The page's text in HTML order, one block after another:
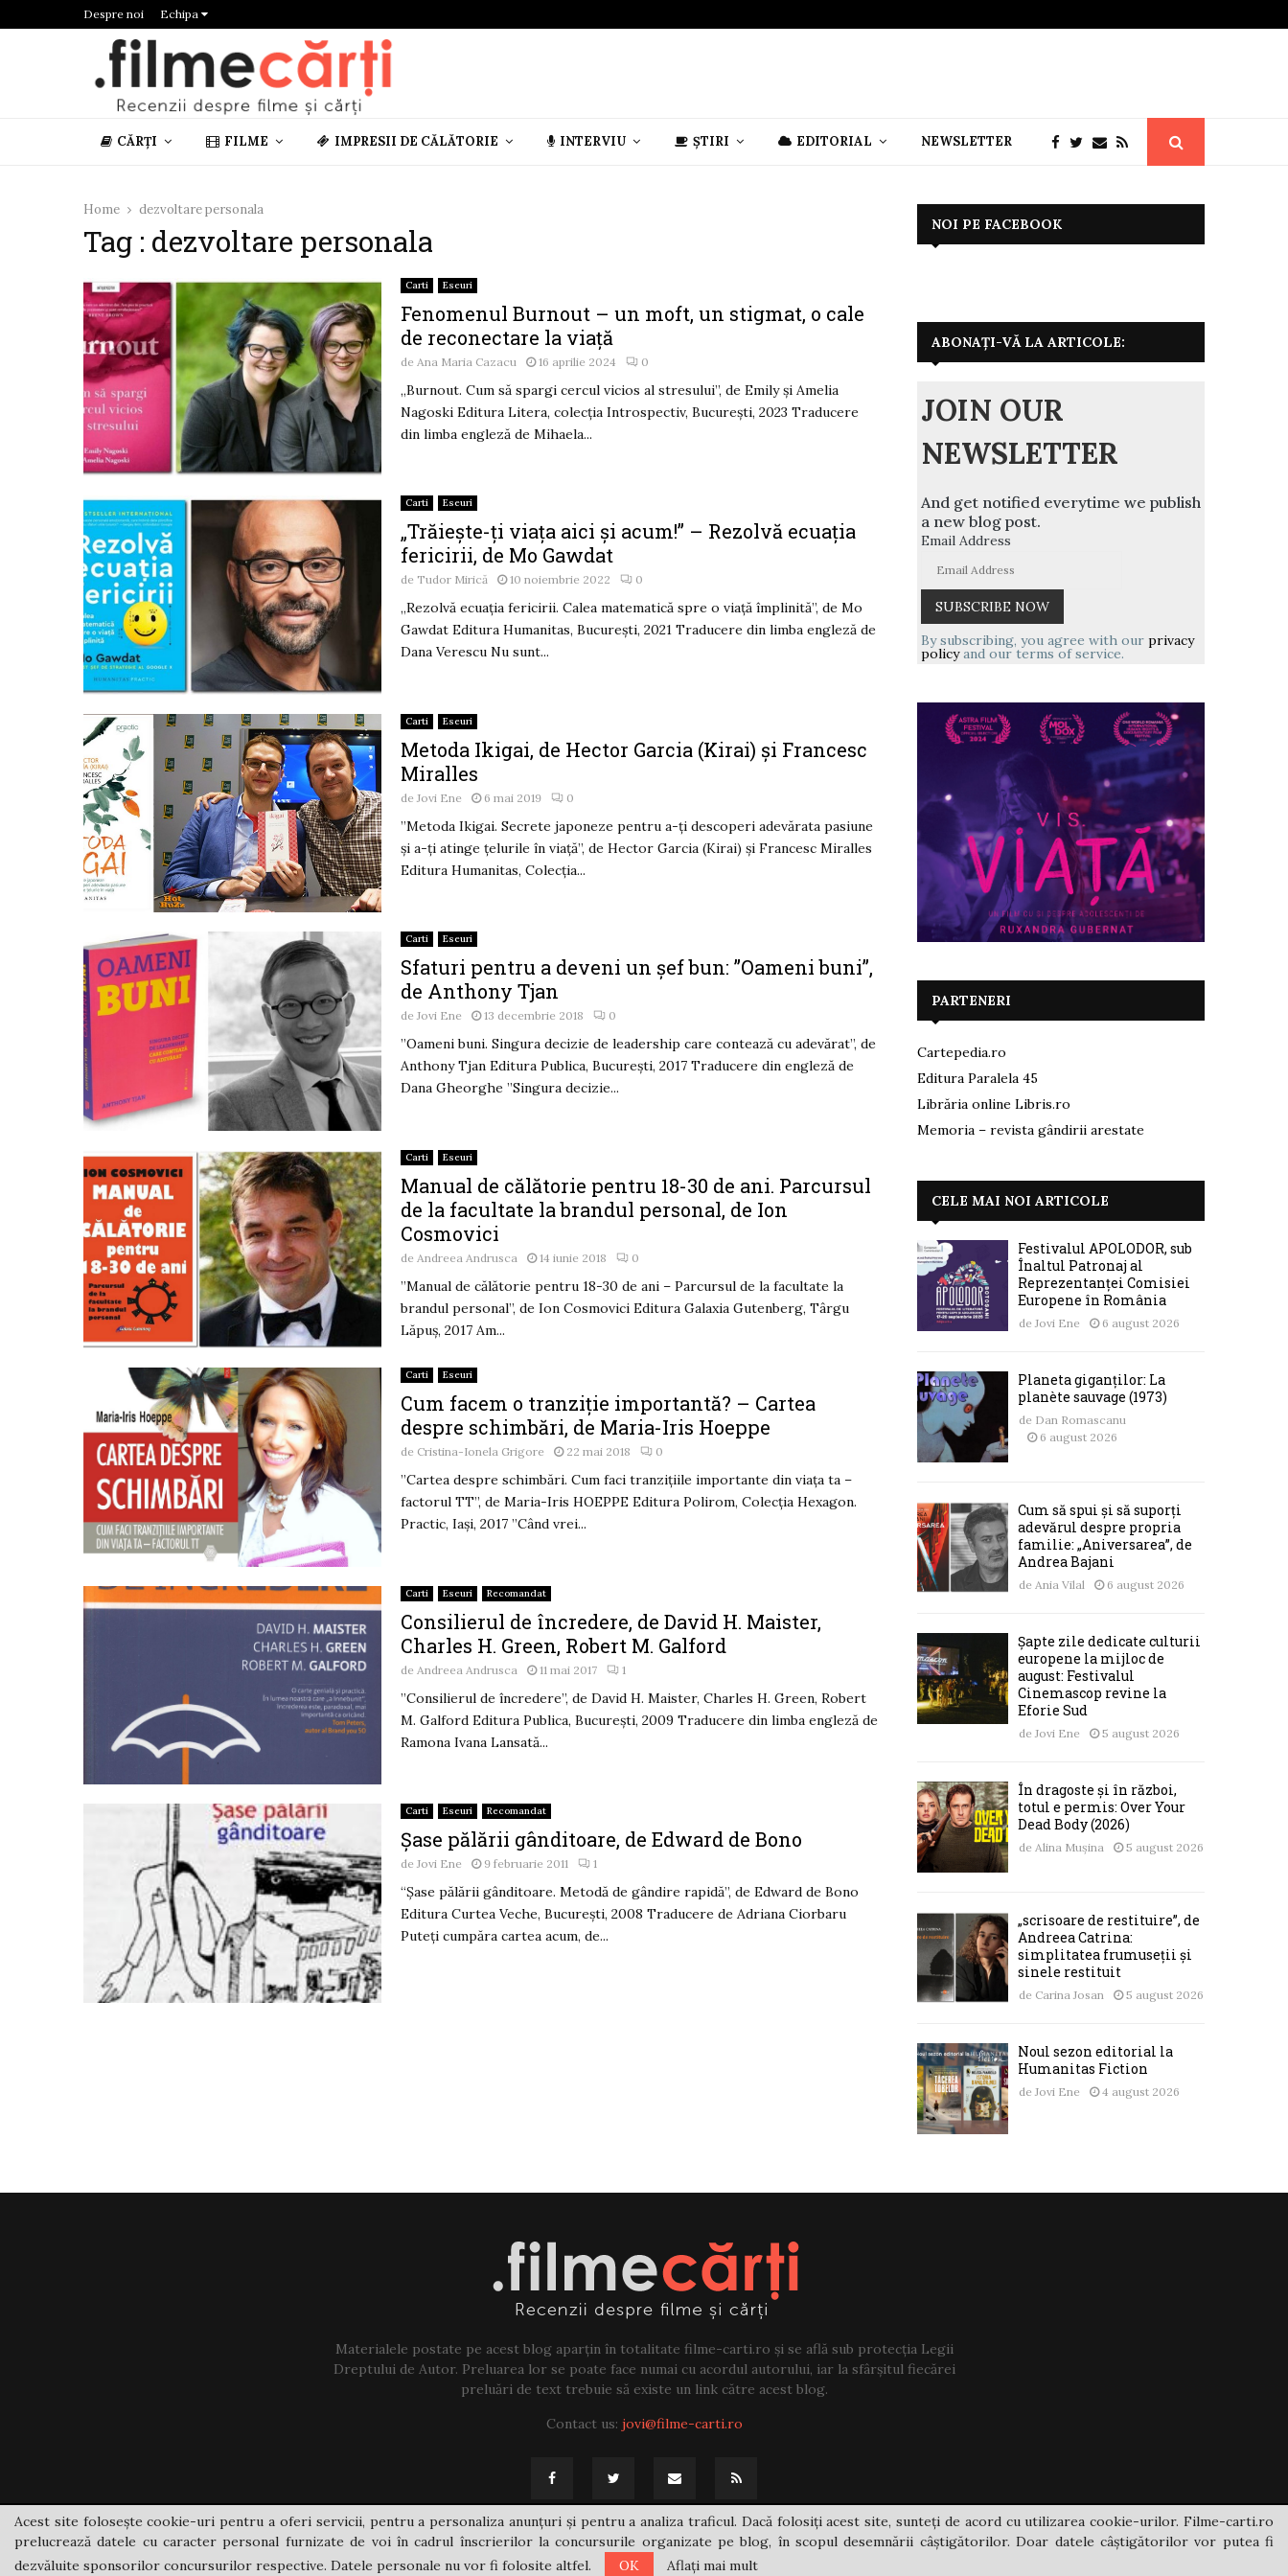
Despre noi Echipa
CĂRȚI FILME IMPRESII DE CĂLĂTORIE INTERVIU ȘTIRI EDITORIAL NEWSLETTER
Home dezvoltare personala
Tag : dezvoltare personala
Carti Eseuri
Fenomenul Burnout – un moft, un stigmat, o cale
de reconectare la viaţă
de Ana Maria Cazacu 16 aprilie 2024 0
„Burnout. Cum să spargi cercul vicios al stresului”, de Emily şi Amelia
Nagoski Editura Litera, colecţia Introspectiv, Bucureşti, 2023 Traducere
din limba engleză de Mihaela...
Carti Eseuri
„Trăiește-ți viața aici și acum!” – Rezolvă ecuația
fericirii, de Mo Gawdat
de Tudor Mirică 10 noiembrie 2022 0
„Rezolvă ecuația fericirii. Calea matematică spre o viață împlinită”, de Mo
Gawdat Editura Humanitas, București, 2021 Traducere din limba engleză de
Dana Verescu Nu sunt...
Carti Eseuri
Metoda Ikigai, de Hector Garcia (Kirai) și Francesc
Miralles
de Jovi Ene 6 mai 2019 0
”Metoda Ikigai. Secrete japoneze pentru a-ți descoperi adevărata pasiune
și a-ți atinge țelurile în viață”, de Hector Garcia (Kirai) și Francesc Miralles
Editura Humanitas, Colecția...
Carti Eseuri
Sfaturi pentru a deveni un șef bun: ”Oameni buni”,
de Anthony Tjan
deJovi Ene 13 decembrie 2018 0
”Oameni buni. Singura decizie de leadership care contează cu adevărat”, de
Anthony Tjan Editura Publica, București, 2017 Traducere din engleză de
Dana Gheorghe ”Singura decizie...
Carti Eseuri
Manual de călătorie pentru 18-30 de ani. Parcursul
de la facultate la brandul personal, de Ion
Cosmovici
de Andreea Andrusca 14 iunie 2018 0
”Manual de călătorie pentru 18-30 de ani – Parcursul de la facultate la
brandul personal”, de Ion Cosmovici Editura Galaxia Gutenberg, Târgu
Lăpuș, 2017 Am...
Carti Eseuri
Cum facem o tranziție importantă? – Cartea
despre schimbări, de Maria-Iris Hoeppe
de Cristina-Ionela Grigore 22 mai 2018 0
”Cartea despre schimbări. Cum faci tranzițiile importante din viața ta –
factorul TT”, de Maria-Iris HOEPPE Editura Polirom, Colecția Hexagon.
Practic, Iași, 2017 ”Când vrei...
Carti Eseuri Recomandat
Consilierul de încredere, de David H. Maister,
Charles H. Green, Robert M. Galford
de Andreea Andrusca 11 mai 2017 1
”Consilierul de încredere”, de David H. Maister, Charles H. Green, Robert
M. Galford Editura Publica, București, 2009 Traducere din limba engleză de
Ramona Ivana Lansată...
Carti Eseuri Recomandat
Şase pălării gânditoare, de Edward de Bono
deJovi Ene 9 februarie 2011 1
“Şase pălării gânditoare. Metodă de gândire rapidă”, de Edward de Bono
Editura Curtea Veche, Bucureşti, 2008 Traducere de Adriana Ciorbaru
Puteţi cumpăra cartea acum, de...
NOI PE FACEBOOK
ABONAȚI-VĂ LA ARTICOLE:
JOIN OUR
NEWSLETTER
And get notified everytime we publish
a new blog post.
Email Address
By subscribing, you agree with our privacy
policyand our terms of service.
PARTENERI
Cartepedia.ro
Editura Paralela 45
Librăria online Libris.ro
Memoria – revista gândirii arestate
CELE MAI NOI ARTICOLE
Festivalul APOLODOR, sub
Înaltul Patronaj al
Reprezentanței Comisiei
Europene în România
de Jovi Ene 6 august 2026
Planeta giganților: La
planète sauvage (1973)
de Dan Romascanu
6 august 2026
Cum să spui și să suporți
adevărul despre propria
familie: „Aniversarea”, de
Andrea Bajani
de Ania Vilal 6 august 2026
Șapte zile dedicate culturii
europene la mijloc de
august: Festivalul
Cinemascop revine la
Eforie Sud
de Jovi Ene 5 august 2026
În dragoste și în război,
totul e permis: Over Your
Dead Body (2026)
de Alina Mușina 5 august 2026
„scrisoare de restituire”, de
Andreea Catrina:
simplitatea frumuseții și
sinele restituit
de Carina Josan 5 august 2026
Noul sezon editorial la
Humanitas Fiction
de Jovi Ene 4 august 2026
Materialele postate pe acest blog aparțin în totalitate filme-carti.ro și se află sub protecția Legii
Dreptului de Autor. Preluarea lor se poate face numai cu acordul autorului, iar la sfârșitul fiecărei
preluări de text trebuie să existe un link către acest blog.
Contact us: jovi@filme-carti.ro
@2021 - filme-carti.ro
Acest site folosește cookie-uri pentru a oferi servicii, pentru a personaliza anunțuri și pentru a analiza traficul. Dacă folosiți acest site, sunteți de acord cu utilizarea cookie-urilor. Filme-carti.ro
prelucrează datele cu caracter personal furnizate de voi în cadrul înscrierilor la concursurile organizate pe blog, în scopul desemnării câștigătorilor. Doar datele câștigătorilor vor putea fi
dezvăluite sponsorilor concursurilor respective. Datele personale nu vor fi folosite altfel.
OK Aflați mai mult